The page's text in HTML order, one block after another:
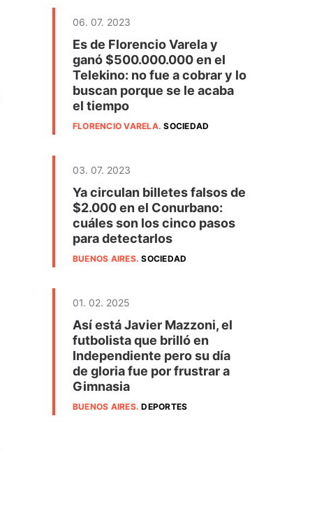
06. 07. 2023
Es de Florencio Varela y
ganó $500.000.000 en el
Telekino: no fue a cobrar y lo
buscan porque se le acaba
el tiempo
FLORENCIO VARELA.SOCIEDAD
03. 07. 2023
Ya circulan billetes falsos de
$2.000 en el Conurbano:
cuáles son los cinco pasos
para detectarlos
BUENOS AIRES.SOCIEDAD
01. 02. 2025
Así está Javier Mazzoni, el
futbolista que brilló en
Independiente pero su día
de gloria fue por frustrar a
Gimnasia
BUENOS AIRES.DEPORTES